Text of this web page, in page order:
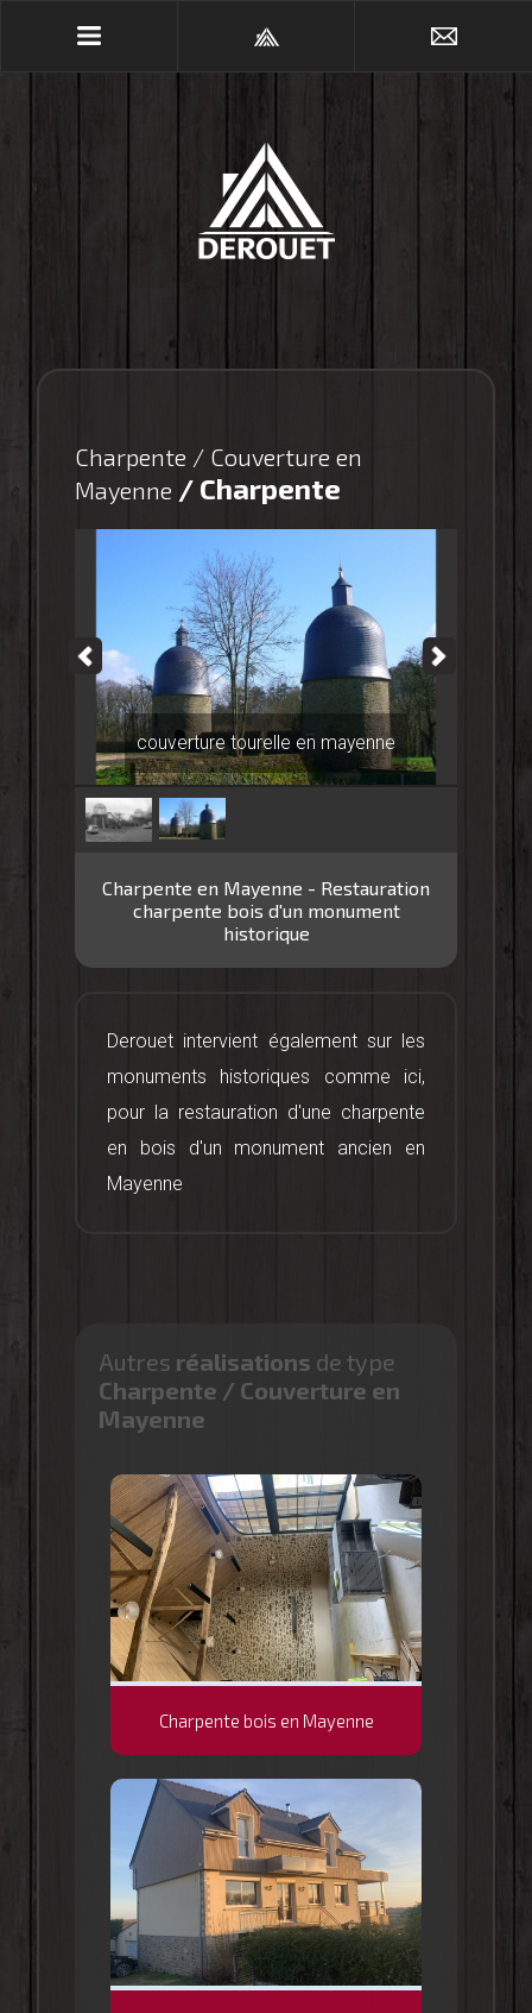
Charpente / Couverture en
Mayenne / Charpente
couverture tourelle en mayenne
Charpente en Mayenne - Restauration
charpente bois d'un monument
historique
Derouet intervient également sur les
monuments historiques comme ici,
pour la restauration d'une charpente
en bois d'un monument ancien en
Mayenne
Autres réalisations de type
Charpente / Couverture en
Mayenne
Charpente bois en Mayenne